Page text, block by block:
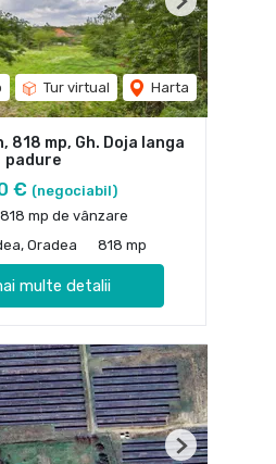
Tur virtual Harta
Next
818 mp, Gh. Doja langa
padure
€ (negociabil)
mp de vânzare
Oradea
818 mp
multe detalii
Next